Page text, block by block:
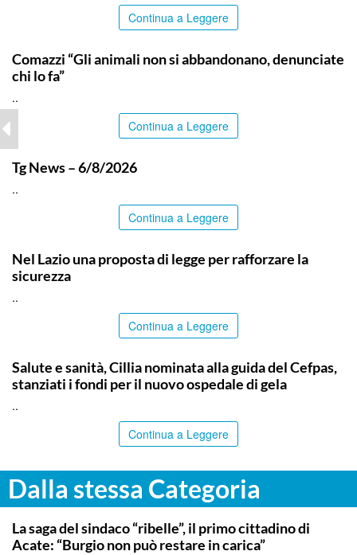
Continua a Leggere
Comazzi “Gli animali non si abbandonano, denunciate
chi lo fa”
..
Continua a Leggere
ITALPRESS
Tg News – 6/8/2026
..
Continua a Leggere
Nel Lazio una proposta di legge per rafforzare la
sicurezza
..
Continua a Leggere
Salute e sanità, Cillia nominata alla guida del Cefpas,
stanziati i fondi per il nuovo ospedale di gela
..
Continua a Leggere
Dalla stessa Categoria
CATANIA
La saga del sindaco “ribelle”, il primo cittadino di
Acate: “Burgio non può restare in carica”